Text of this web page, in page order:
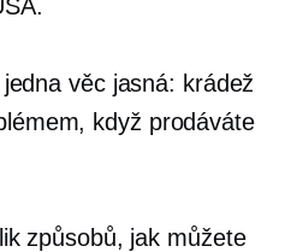
věc jasná: krádež
když prodáváte
způsobů, jak můžete